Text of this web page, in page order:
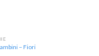
– Fiori